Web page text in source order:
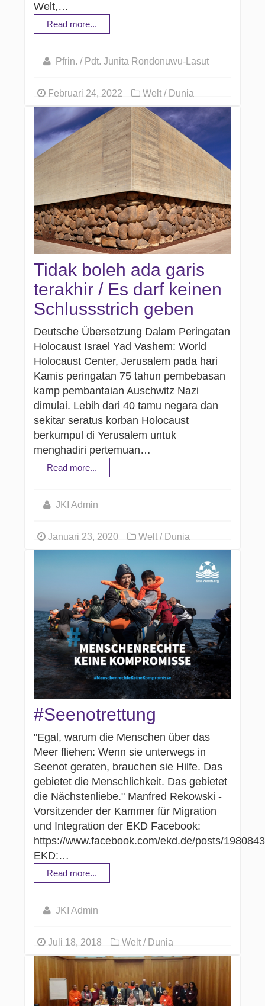
Welt,…
Read more...
Pfrin. / Pdt. Junita Rondonuwu-Lasut
Februari 24, 2022 Welt / Dunia
Tidak boleh ada garis
terakhir / Es darf keinen
Schlussstrich geben
Deutsche Übersetzung Dalam Peringatan
Holocaust Israel Yad Vashem: World
Holocaust Center, Jerusalem pada hari
Kamis peringatan 75 tahun pembebasan
kamp pembantaian Auschwitz Nazi
dimulai. Lebih dari 40 tamu negara dan
sekitar seratus korban Holocaust
berkumpul di Yerusalem untuk
menghadiri pertemuan…
Read more...
JKI Admin
Januari 23, 2020 Welt / Dunia
#Seenotrettung
"Egal, warum die Menschen über das
Meer fliehen: Wenn sie unterwegs in
Seenot geraten, brauchen sie Hilfe. Das
gebietet die Menschlichkeit. Das gebietet
die Nächstenliebe." Manfred Rekowski -
Vorsitzender der Kammer für Migration
und Integration der EKD Facebook:
https://www.facebook.com/ekd.de/posts/
EKD:…
Read more...
JKI Admin
Juli 18, 2018 Welt / Dunia